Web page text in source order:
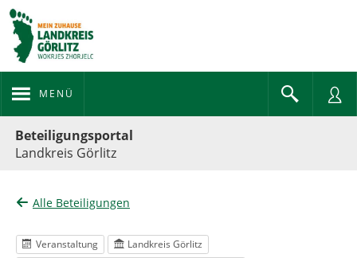
MENÜ
Beteiligungsportal
Landkreis Görlitz
Alle Beteiligungen
Veranstaltung
Landkreis Görlitz